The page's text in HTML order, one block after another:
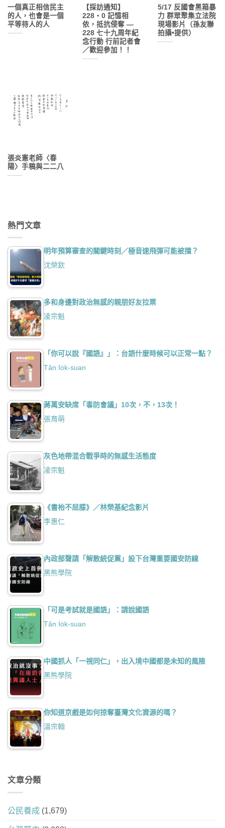
一個真正相信民主
的人，也會是一個
平等待人的人
【採訪通知】
228‧0 記憶相
依，抵抗侵奪 —
228 七十九周年紀
念行動 行前記者會
／歡迎參加！！
5/17 反國會黑箱暴
力 群眾聚集立法院
現場影片（孫友聯
拍攝•提供）
張炎憲老師〈春
陽〉手稿與二二八
熱門文章
明年預算審查的關鍵時刻／極音速飛彈可能被擋？
沈榮欽
多和身邊對政治無感的親朋好友拉票
凌宗魁
「你可以說『國語』」：台語什麼時候可以正常一點？
Tân Io̍k-suan
蔣萬安缺席「毒防會議」10次，不，13次！
張育萌
灰色地帶混合戰爭時的無感生活態度
凌宗魁
《書枱不屈膝》／林榮基紀念影片
李惠仁
內政部聲請「解散統促黨」設下台灣重要國安防線
黑熊學院
「可是考試就是國語」：請說國語
Tân Io̍k-suan
中國抓人「一視同仁」，出入境中國都是未知的風險
黑熊學院
你知道京戲是如何掠奪臺灣文化資源的嗎？
溫宗翰
文章分類
公民養成 (1,679)